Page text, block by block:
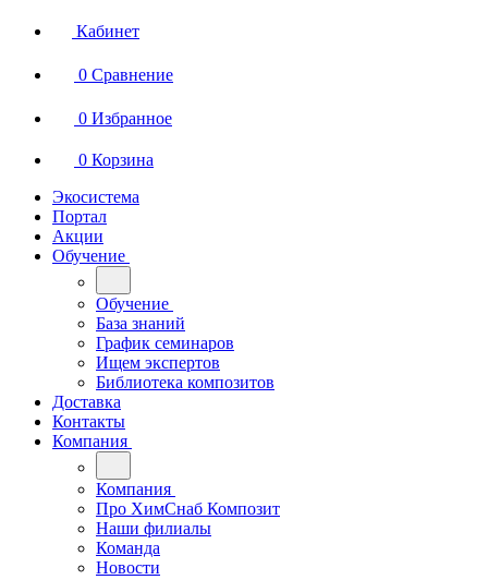
Кабинет
0 Сравнение
0 Избранное
0 Корзина
Экосистема
Портал
Акции
Обучение
Обучение
База знаний
График семинаров
Ищем экспертов
Библиотека композитов
Доставка
Контакты
Компания
Компания
Про ХимСнаб Композит
Наши филиалы
Команда
Новости